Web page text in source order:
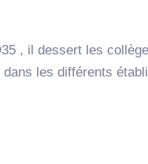
, il dessert les
les différents